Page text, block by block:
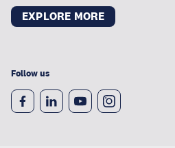
EXPLORE MORE
Follow us